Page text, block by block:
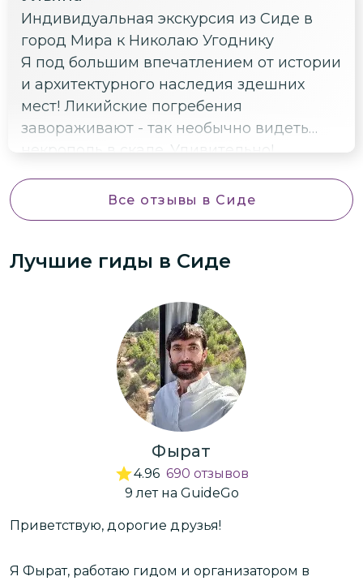
Индивидуальная экскурсия из Сиде в
город Мира к Николаю Угоднику
Я под большим впечатлением от истории
и архитектурного наследия здешних
мест! Ликийские погребения
завораживают - так необычно видеть
некрополь в скале. Удивительно!
Все отзывы в Сиде
Лучшие гиды в Сиде
Фырат
4.96 690 отзывов
9 летна GuideGo
Приветствую, дорогие друзья!
Я Фырат, работаю гидом и организатором в